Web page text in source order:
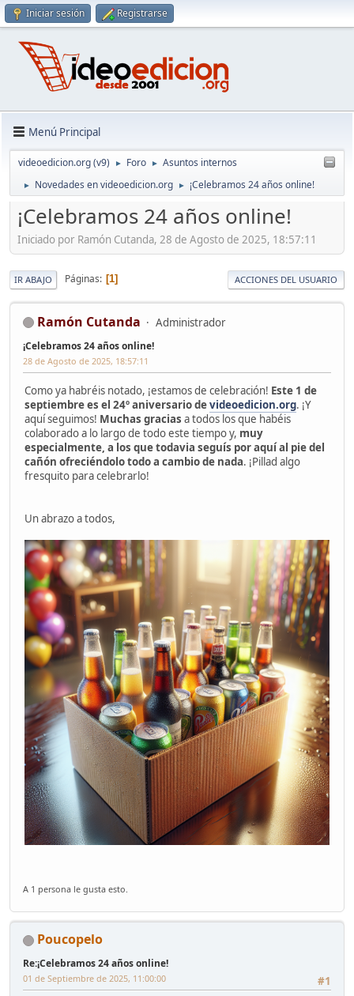
Iniciar sesión Registrarse
Menú Principal
videoedicion.org (v9) ► Foro ► Asuntos internos
► Novedades en videoedicion.org ► ¡Celebramos 24 años online!
¡Celebramos 24 años online!
Iniciado por Ramón Cutanda, 28 de Agosto de 2025, 18:57:11
IR ABAJO Páginas 1 ACCIONES DEL USUARIO
Ramón Cutanda Administrador
¡Celebramos 24 años online!
28 de Agosto de 2025, 18:57:11
Como ya habréis notado, ¡estamos de celebración! Este 1 de
septiembre es el 24º aniversario devideoedicion.org. ¡Y
aquí seguimos! Muchas gracias a todos los que habéis
colaborado a lo largo de todo este tiempo y, muy
especialmente, a los que todavia seguís por aquí al pie del
cañón ofreciéndolo todo a cambio de nada. ¡Pillad algo
fresquito para celebrarlo!
Un abrazo a todos,
A 1 persona le gusta esto.
Poucopelo
Re:¡Celebramos 24 años online!
#1
01 de Septiembre de 2025, 11:00:00